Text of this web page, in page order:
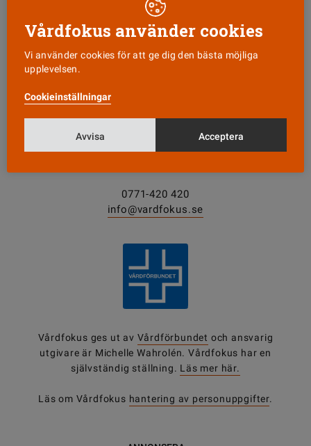
Nyhetsbrev
Tipsa oss!
0771-420 420
info@vardfokus.se
Vårdfokus ges ut av Vårdförbundet och ansvarig
utgivare är Michelle Wahrolén. Vårdfokus har en
självständig ställning. Läs mer här.
Läs om Vårdfokus hantering av personuppgifter.
Vårdfokus använder cookies
Vi använder cookies för att ge dig den bästa möjliga
upplevelsen.
Cookieinställningar
Avvisa Acceptera